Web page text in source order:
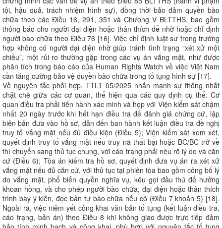
tội, hậu quả, trách nhiệm hình sự), đồng thời bảo đảm quyền bào
chữa theo các Điều 16, 291, 351 và Chương V BLTTHS, bao gồm
thông báo cho người đại diện hoặc thân thích để nhờ hoặc chỉ định
người bào chữa theo Điều 76 [16]. Việc chỉ định luật sư trong trường
hợp không có người đại diện nhờ giúp tránh tình trạng “xét xử một
chiều”, một rủi ro thường gặp trong các vụ án vắng mặt, như được
phân tích trong báo cáo của Human Rights Watch về việc Việt Nam
cần tăng cường bảo vệ quyền bào chữa trong tố tụng hình sự [17].
Về nguyên tắc phối hợp, TTLT 05/2025 nhấn mạnh sự thống nhất
chặt chẽ giữa các cơ quan, thể hiện qua các quy định cụ thể: Cơ
quan điều tra phải tiến hành xác minh và họp với Viện kiểm sát chậm
nhất 20 ngày trước khi hết hạn điều tra để đánh giá chứng cứ, lập
biên bản đưa vào hồ sơ, dẫn đến ban hành kết luận điều tra đề nghị
truy tố vắng mặt nếu đủ điều kiện (Điều 5); Viện kiểm sát xem xét,
quyết định truy tố vắng mặt nếu truy nã thất bại hoặc BC/BC trở về
thì chuyển sang thủ tục chung, với cáo trạng phải nêu rõ lý do và căn
cứ (Điều 6); Tòa án kiểm tra hồ sơ, quyết định đưa vụ án ra xét xử
vắng mặt nếu đủ căn cứ, với thủ tục tại phiên tòa bao gồm công bố lý
do vắng mặt, phổ biến quyền nghĩa vụ, kêu gọi đầu thú để hưởng
khoan hồng, và cho phép người bào chữa, đại diện hoặc thân thích
trình bày ý kiến, đọc bản tự bào chữa nếu có (Điều 7 khoản 5) [18].
Ngoài ra, việc niêm yết công khai văn bản tố tụng (kết luận điều tra,
cáo trạng, bản án) theo Điều 8 khi không giao được trực tiếp đảm